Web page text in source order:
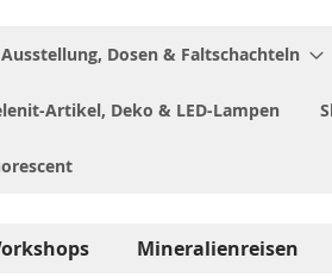
Ausstellung, Dosen & Faltschachteln
Artikel, Deko & LED-Lampen
Mineralienreisen